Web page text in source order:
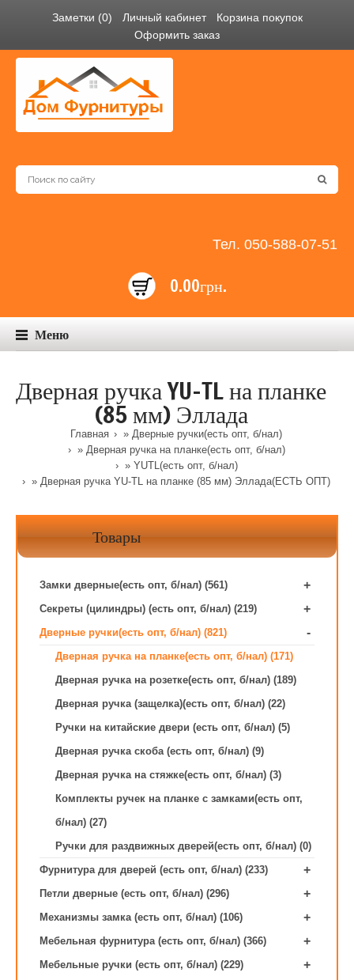
Заметки (0) Личный кабинет
Корзина покупок
Оформить заказ
Тел. 050-588-07-51
0.00грн.
Меню
Дверная ручка YU-TL на планке
(85 мм) Эллада
Главная » Дверные ручки(есть опт, б/нал)
» Дверная ручка на планке(есть опт, б/нал)
» YUTL(есть опт, б/нал)
» Дверная ручка YU-TL на планке (85 мм) Эллада(ЕСТЬ ОПТ)
Товары
Замки дверные(есть опт, б/нал) (561) +
Секреты (цилиндры) (есть опт, б/нал) (219) +
Дверные ручки(есть опт, б/нал) (821) -
Дверная ручка на планке(есть опт, б/нал) (171)
Дверная ручка на розетке(есть опт, б/нал) (189)
Дверная ручка (защелка)(есть опт, б/нал) (22)
Ручки на китайские двери (есть опт, б/нал) (5)
Дверная ручка скоба (есть опт, б/нал) (9)
Дверная ручка на стяжке(есть опт, б/нал) (3)
Комплекты ручек на планке с замками(есть опт,
б/нал) (27)
Ручки для раздвижных дверей(есть опт, б/нал) (0)
Фурнитура для дверей (есть опт, б/нал) (233)
+
Петли дверные (есть опт, б/нал) (296) +
Механизмы замка (есть опт, б/нал) (106) +
Мебельная фурнитура (есть опт, б/нал) (366) +
Мебельные ручки (есть опт, б/нал) (229) +